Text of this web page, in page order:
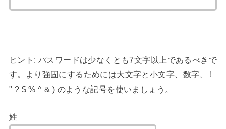
ヒント: パスワードは少なくとも7文字以上であるべきで
す。より強固にするためには大文字と小文字、数字、 !
" ? $ % ^ & ) のような記号を使いましょう。
姓